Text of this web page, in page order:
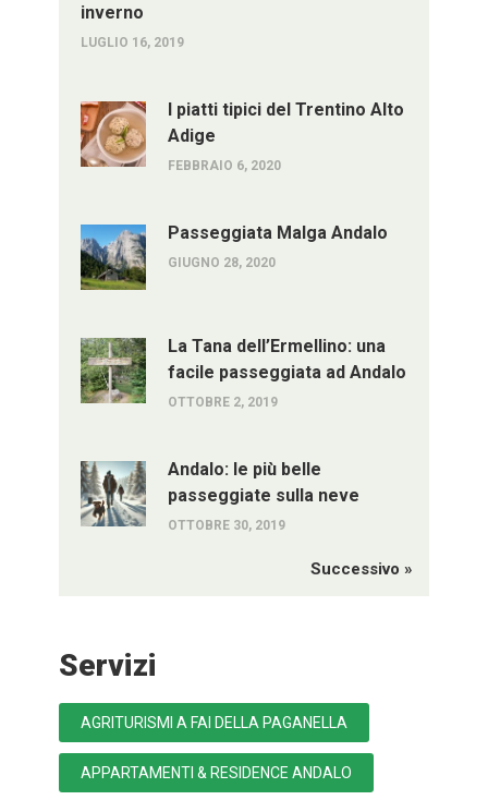
inverno
LUGLIO 16, 2019
I piatti tipici del Trentino Alto
Adige
FEBBRAIO 6, 2020
Passeggiata Malga Andalo
GIUGNO 28, 2020
La Tana dell’Ermellino: una
facile passeggiata ad Andalo
OTTOBRE 2, 2019
Andalo: le più belle
passeggiate sulla neve
OTTOBRE 30, 2019
Successivo »
Servizi
AGRITURISMI A FAI DELLA PAGANELLA
APPARTAMENTI & RESIDENCE ANDALO